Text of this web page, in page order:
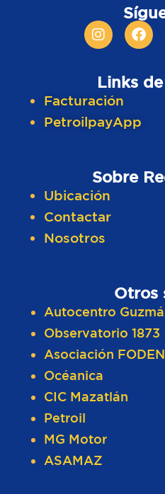
Links
Facturación
PetroilpayApp
Sobre
Ubicación
Contactar
Nosotros
Otros
Autocentro
Observatorio 1873
Asociación FODEN
Océanica
CIC Mazatlán
Petroil
MG Motor
ASAMAZ